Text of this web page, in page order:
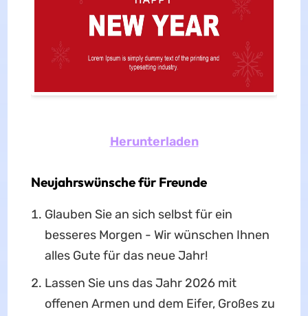
Herunterladen
Neujahrswünsche für Freunde
Glauben Sie an sich selbst für ein
besseres Morgen - Wir wünschen Ihnen
alles Gute für das neue Jahr!
Lassen Sie uns das Jahr 2026 mit
offenen Armen und dem Eifer, Großes zu